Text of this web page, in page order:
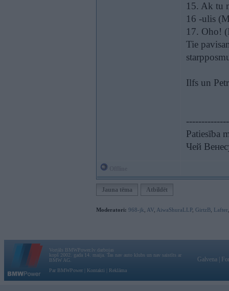
15. Ak tu
16 -ulis
17. Oho!
Tie
Ilfs un
Patiesība
Чей
Jauna tēma Atbildēt
Moderatori: 968-jk AV AiwaShuraLLP, GirtzB Lafter
Vortāls BMWPower.lv darbojas
kopš 2002. gada 14. maija. Tas nav auto klubs un nav saistīts ar
BMW AG.
Par BMWPower
Kontakti Reklāma
Galvena